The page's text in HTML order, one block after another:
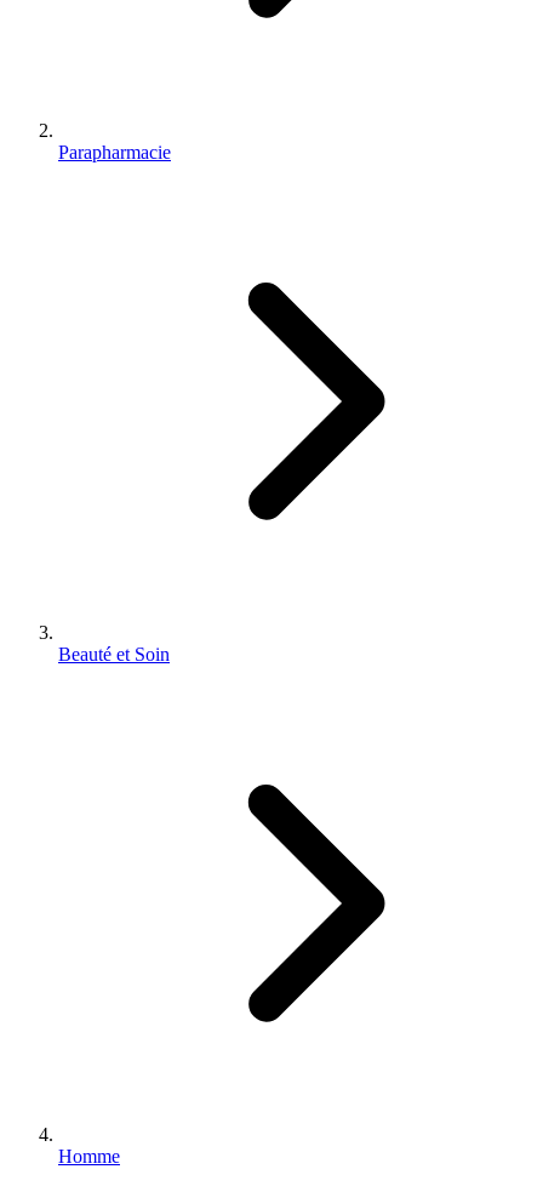
Parapharmacie
Beauté et Soin
Homme